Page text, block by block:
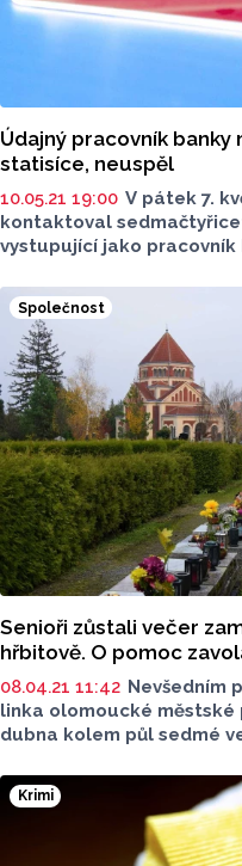
Údajný pracovník
statisíce, neuspěl
10.05.21 19:00 V pátek 7.
kontaktoval
vystupující jako pracovník
k napadení jejího účtu.
k odeslání dvou plateb v
na jím uvedený účet.
Společnost
Senioři zůstali večer
hřbitově. O pomoc
08.04.21 11:42 Nevšedním
linka olomoucké městské
dubna kolem půl sedmé
hřbitově v Neředíně a
zde uzamčeny vstupní
nebudou přelézat zdi,“
Olomouc Petr Čunderle.
Krimi